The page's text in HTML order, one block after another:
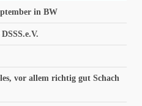
in BW
vor allem richtig gut Schach